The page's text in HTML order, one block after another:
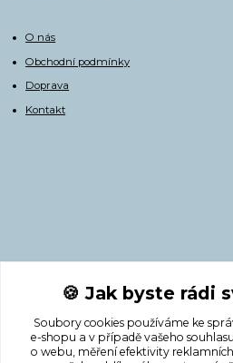
O nás
Obchodní podmínky
Doprava
Kontakt
Kontakty
+420 775 308 750
🍪 Jak byste rádi
Soubory cookies používáme ke
e-shopu a v případě vašeho
o webu, měření efektivity